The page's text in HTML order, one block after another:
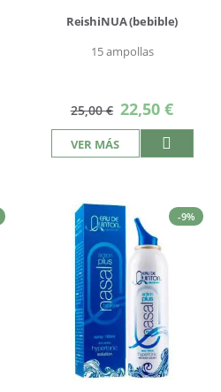
ReishiNUA (bebible)
15 ampollas
25,00 € Precio
especial
22,50 €
VER MÁS
-9%